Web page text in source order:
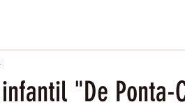
"De Ponta-